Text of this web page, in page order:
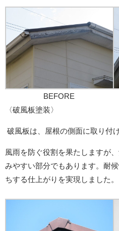
BEFORE
〈破風板塗装〉
破風板は、屋根の側面に取り付
風雨を防ぐ役割を果たしますが
みやすい部分でもあります。耐
ちする仕上がりを実現しました。